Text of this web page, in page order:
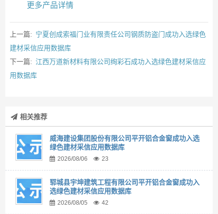
更多产品详情
上一篇: 宁夏创成索福门业有限责任公司钢质防盗门成功入选绿色
建材采信应用数据库
下一篇: 江西万道新材料有限公司绚彩石成功入选绿色建材采信应
用数据库
相关推荐
威海建设集团股份有限公司平开铝合金窗成功入选
绿色建材采信应用数据库
2026/08/06 23
郓城县宇坤建筑工程有限公司平开铝合金窗成功入
选绿色建材采信应用数据库
2026/08/05 42